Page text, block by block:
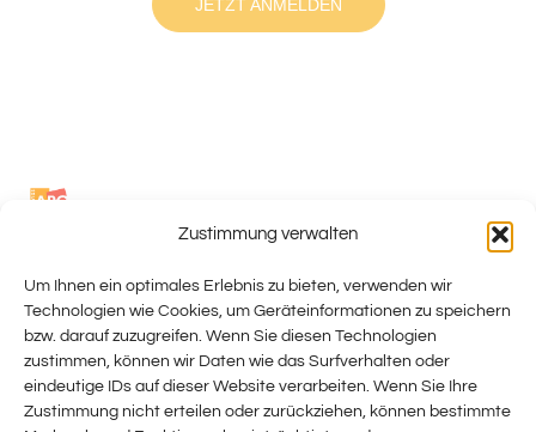
Zustimmung verwalten
Um Ihnen ein optimales Erlebnis zu bieten, verwenden wir
Technologien wie Cookies, um Geräteinformationen zu speichern
bzw. darauf zuzugreifen. Wenn Sie diesen Technologien
zustimmen, können wir Daten wie das Surfverhalten oder
eindeutige IDs auf dieser Website verarbeiten. Wenn Sie Ihre
Zustimmung nicht erteilen oder zurückziehen, können bestimmte
JETZT ANMELDEN
TROUVEZ VOTRE
PO
PROFESSION
ADHÉSION
francais@swiss-
apo.ch
deutsch@swiss-
apo.ch
italiano@swiss-